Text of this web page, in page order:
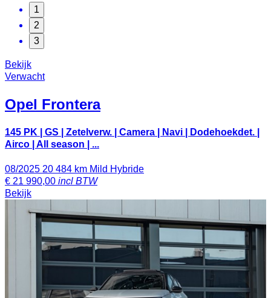
1
2
3
Bekijk
Verwacht
Opel Frontera
145 PK | GS | Zetelverw. | Camera | Navi | Dodehoekdet. |
Airco | All season | ...
08/2025 20 484 km Mild Hybride
€ 21 990,00 incl BTW
Bekijk